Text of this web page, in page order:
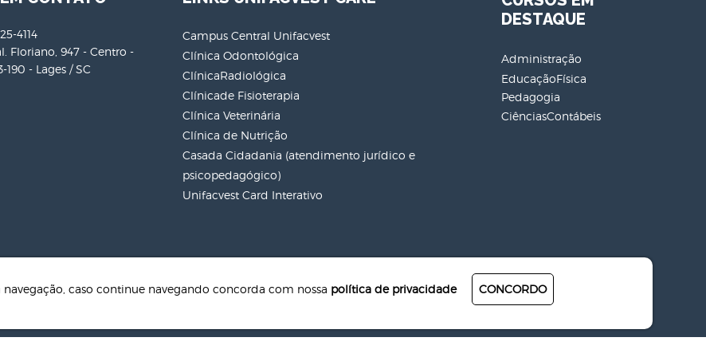
4114
Floriano, 947 - Centro -
190 - Lages / SC
Campus Central Unifacvest
Clínica Odontológica
ClínicaRadiológica
Clínicade Fisioterapia
Clínica Veterinária
Clínica de Nutrição
Casada Cidadania (atendimento jurídico e
psicopedagógico)
Unifacvest Card Interativo
DESTAQUE
Administração
EducaçãoFísica
Pedagogia
CiênciasContábeis
caso continue navegando concorda com nossa política de privacidade CONCORDO